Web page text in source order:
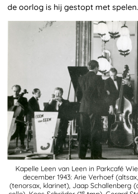
de oorlog is hij gestopt met
Kapelle Leen van Leen in Parkcafé
december 1943: Arie Verhoef
(tenorsax, klarinet), Jaap Schallenberg
e